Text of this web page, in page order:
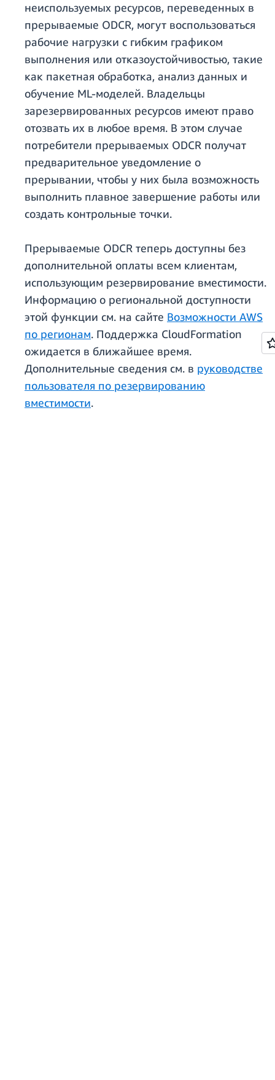
неиспользуемых ресурсов, переведенных в
прерываемые ODCR, могут воспользоваться
рабочие нагрузки с гибким графиком
выполнения или отказоустойчивостью, такие
как пакетная обработка, анализ данных и
обучение ML-моделей. Владельцы
зарезервированных ресурсов имеют право
отозвать их в любое время. В этом случае
потребители прерываемых ODCR получат
предварительное уведомление о
прерывании, чтобы у них была возможность
выполнить плавное завершение работы или
создать контрольные точки.
Прерываемые ODCR теперь доступны без
дополнительной оплаты всем клиентам,
использующим резервирование вместимости.
Информацию о региональной доступности
этой функции см. на сайте Возможности AWS
по регионам. Поддержка CloudFormation
ожидается в ближайшее время.
Дополнительные сведения см. в руководстве
пользователя по резервированию
вместимости.